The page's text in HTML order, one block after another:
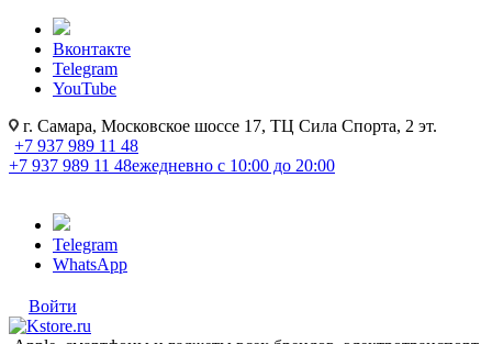
Вконтакте
Telegram
YouTube
г. Самара, Московское шоссе 17, ТЦ Сила Спорта, 2 эт.
+7 937 989 11 48
+7 937 989 11 48ежедневно с 10:00 до 20:00
Telegram
WhatsApp
Войти